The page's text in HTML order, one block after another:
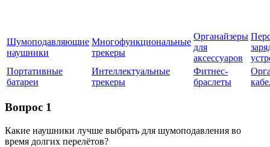
Шумоподавляющие
наушники
Многофункциональные
трекеры
Органайзеры
для
аксессуаров
Портативные
батареи
Интеллектуальные
трекеры
Фитнес-
браслеты
Вопрос 1
Какие наушники лучше выбрать для шумоподавления во
время долгих перелётов?